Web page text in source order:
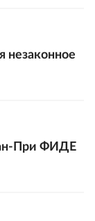
незаконное
При ФИДЕ